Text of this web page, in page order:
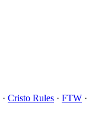
· Cristo Rules · FTW ·